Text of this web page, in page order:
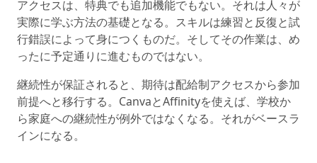
アクセスは、特典でも追加機能でもない。それは人々が
実際に学ぶ方法の基礎となる。スキルは練習と反復と試
行錯誤によって身につくものだ。そしてその作業は、め
ったに予定通りに進むものではない。
継続性が保証されると、期待は配給制アクセスから参加
前提へと移行する。CanvaとAffinityを使えば、学校か
ら家庭への継続性が例外ではなくなる。それがベースラ
インになる。